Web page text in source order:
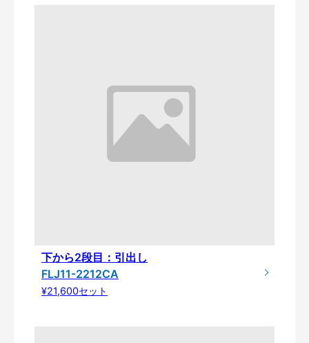
下から2段目：引出し
FLJ11-2212CA
¥21,600セット